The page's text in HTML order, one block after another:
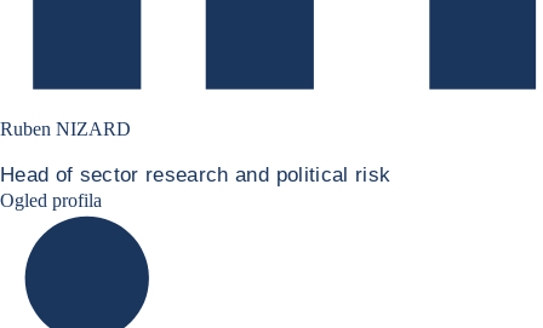
Ruben NIZARD
Head of sector research and political risk
Ogled profila